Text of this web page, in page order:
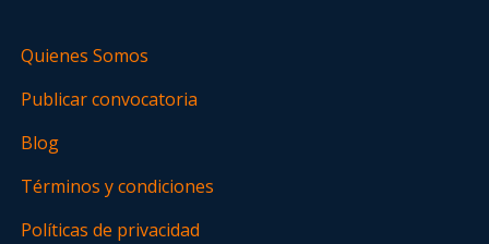
Quienes Somos
Publicar convocatoria
Blog
Términos y condiciones
Políticas de privacidad